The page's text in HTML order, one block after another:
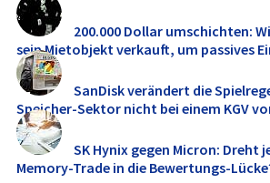
200.000 Dollar umschichten:
sein Mietobjekt verkauft, um passives
SanDisk verändert die
Speicher-Sektor nicht bei einem KGV
SK Hynix gegen Micron: Dreht
Memory‑Trade in die Bewertungs-